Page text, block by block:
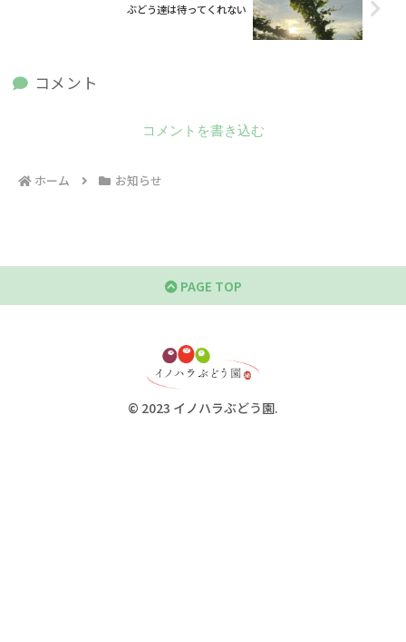
ぶどう達は待ってくれない
コメント
コメントを書き込む
ホーム お知らせ
PAGE TOP
© 2023 イノハラぶどう園.